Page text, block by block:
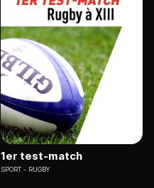
1er test-match
SPORT RUGBY